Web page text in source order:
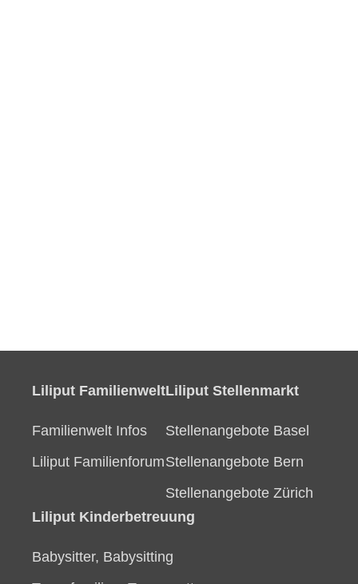
Liliput Familienwelt
Familienwelt Infos
Liliput Familienforum
Liliput Stellenmarkt
Stellenangebote Basel
Stellenangebote Bern
Stellenangebote Zürich
Liliput Kinderbetreuung
Babysitter, Babysitting